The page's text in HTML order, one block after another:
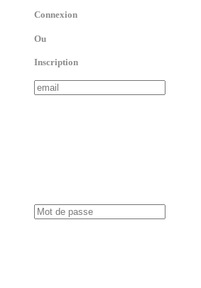
Connexion
Ou
Inscription